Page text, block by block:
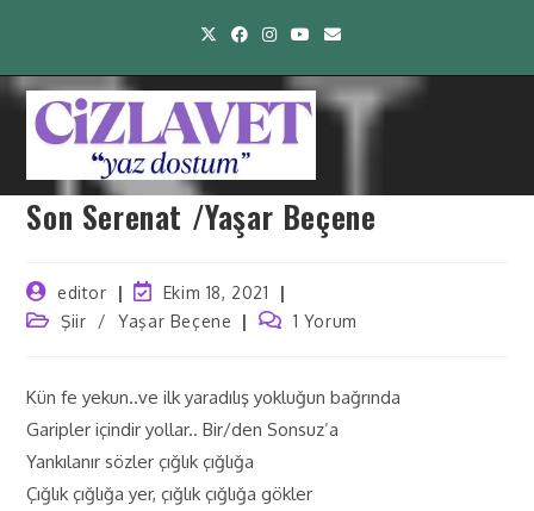
Son Serenat /Yaşar Beçene
editor
Ekim 18, 2021
Şiir
/ Yaşar Beçene 1 Yorum
Kün fe yekun..ve ilk yaradılış yokluğun bağrında
Garipler içindir yollar.. Bir/den Sonsuz’a
Yankılanır sözler çığlık çığlığa
Çığlık çığlığa yer, çığlık çığlığa gökler